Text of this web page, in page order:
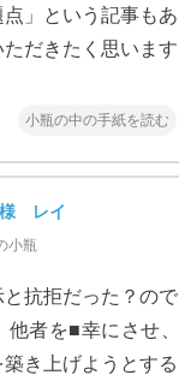
」という記事も
だきたく思います
小瓶の中の手紙を読む
様 レイ
小瓶
抗拒だった？の
他者を■幸にさせ
築き上げようとす